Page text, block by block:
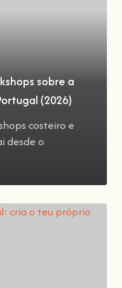
sobre a
(2026)
costeiro e
desde o